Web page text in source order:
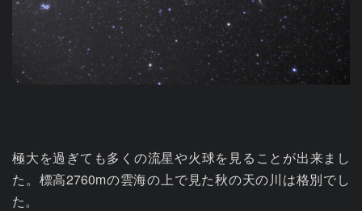
極大を過ぎても多くの流星や火球を見ることが出来まし
た。標高2760mの雲海の上で見た秋の天の川は格別でし
た。